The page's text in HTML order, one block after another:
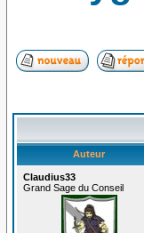
Auteur
Claudius33
Grand Sage du Conseil